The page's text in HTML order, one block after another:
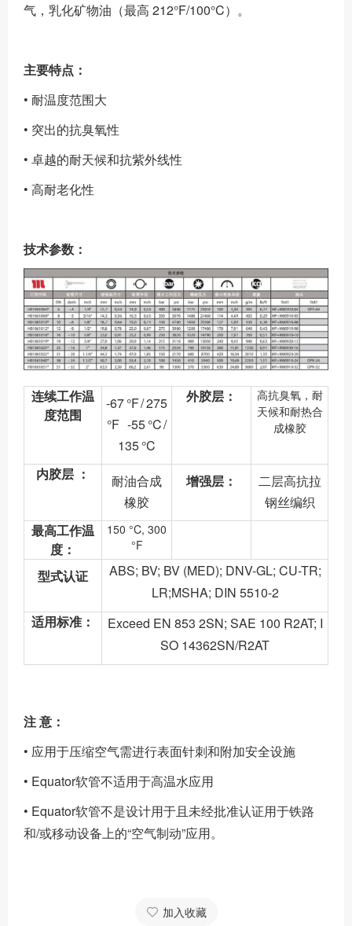
气，乳化矿物油（最高 212°F/100°C）。
主要特点：
• 耐温度范围大
• 突出的抗臭氧性
• 卓越的耐天候和抗紫外线性
• 高耐老化性
技术参数：
连续工作温
度范围
-67 °F / 275
°F -55 °C /
135 °C
外胶层：
高抗臭氧，耐
天候和耐热合
成橡胶
内胶层 ：
耐油合成
橡胶
增强层：
二层高抗拉
钢丝编织
最高工作温
度：
150 °C, 300
°F
型式认证
ABS; BV; BV (MED); DNV-GL; CU-TR;
LR;MSHA; DIN 5510-2
适用标准：
Exceed EN 853 2SN; SAE 100 R2AT; I
SO 14362SN/R2AT
注 意：
• 应用于压缩空气需进行表面针刺和附加安全设施
• Equator软管不适用于高温水应用
• Equator软管不是设计用于且未经批准认证用于铁路
和/或移动设备上的“空气制动”应用。
加入收藏